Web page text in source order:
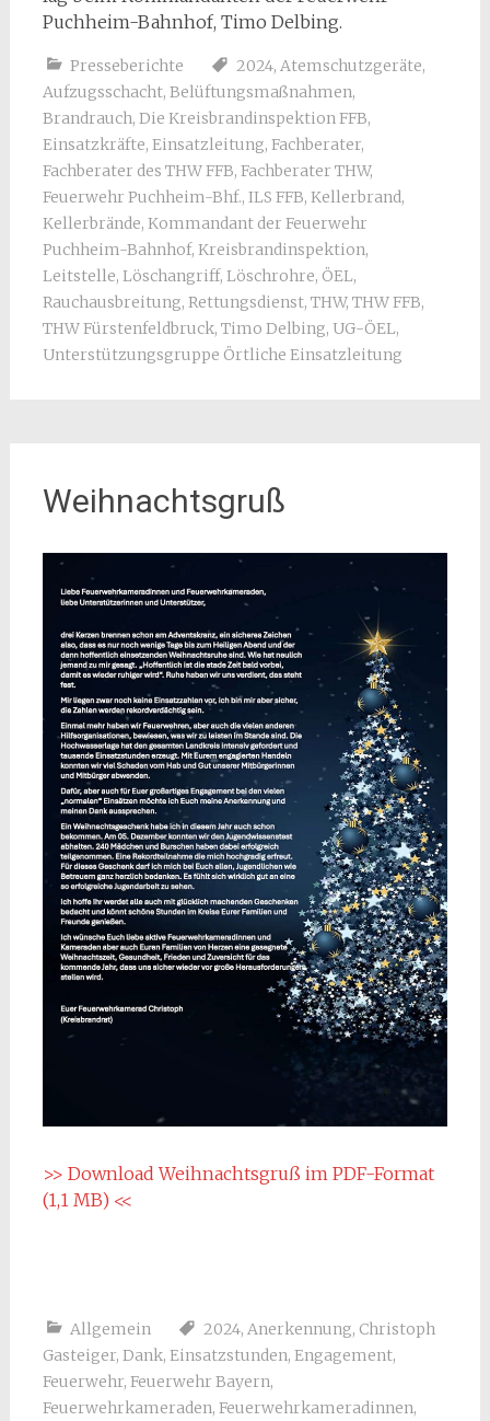
Puchheim-Bahnhof, Timo Delbing.
Presseberichte 2024, Atemschutzgeräte,
Aufzugsschacht, Belüftungsmaßnahmen,
Brandrauch, Die Kreisbrandinspektion FFB,
Einsatzkräfte, Einsatzleitung, Fachberater,
Fachberater des THW FFB, Fachberater THW,
Feuerwehr Puchheim-Bhf., ILS FFB, Kellerbrand,
Kellerbrände, Kommandant der Feuerwehr
Puchheim-Bahnhof, Kreisbrandinspektion,
Leitstelle, Löschangriff, Löschrohre, ÖEL,
Rauchausbreitung, Rettungsdienst, THW, THW FFB,
THW Fürstenfeldbruck, Timo Delbing, UG-ÖEL,
Unterstützungsgruppe Örtliche Einsatzleitung
Weihnachtsgruß
>> Download Weihnachtsgruß im PDF-Format
(1,1 MB) <<
Allgemein 2024, Anerkennung, Christoph
Gasteiger, Dank, Einsatzstunden, Engagement,
Feuerwehr, Feuerwehr Bayern,
Feuerwehrkameraden, Feuerwehrkameradinnen,